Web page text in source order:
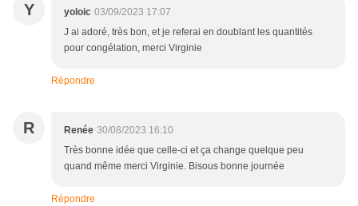
Y yoloic 03/09/2023 17:07
J ai adoré, très bon, et je referai en doublant les quantités
pour congélation, merci Virginie
Répondre
R Renée 30/08/2023 16:10
Très bonne idée que celle-ci et ça change quelque peu
quand même merci Virginie. Bisous bonne journée
Répondre